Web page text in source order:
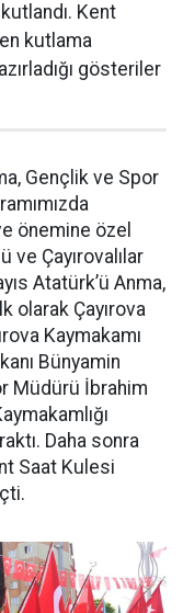
Kent
kutlama
gösteriler
Gençlik ve Spor
önemine özel
ve Çayırovalılar
Atatürk’ü Anma,
olarak Çayırova
Kaymakamı
Bünyamin
Müdürü İbrahim
Daha sonra
Saat Kulesi